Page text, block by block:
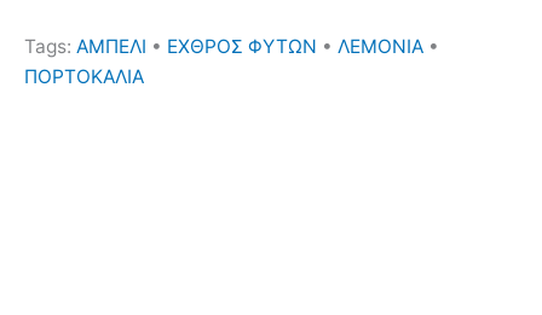
Tags: ΑΜΠΕΛΙ • ΕΧΘΡΟΣ ΦΥΤΩΝ • ΛΕΜΟΝΙΑ •
ΠΟΡΤΟΚΑΛΙΑ